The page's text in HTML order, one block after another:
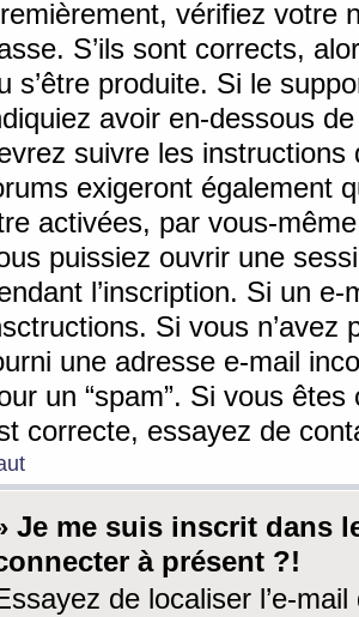
vérifiez votre
S’ils sont corrects,
s’être produite. Si le
avoir en-dessous
suivre les
exigeront également
activées, par vous-
puissiez ouvrir une
l’inscription. Si un
Si vous n’avez
une adresse e-mail
un “spam”. Si vous
correcte, essayez de
Je me suis inscrit dans
à présent ?!
de localiser l’e-